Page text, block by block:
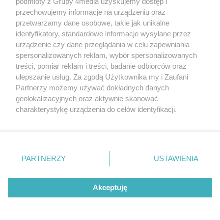
NAJNOWSZE
GALERIE ZDJĘĆ
Poprzednie
Następne
Radom Music Camp dzień II (zdjęcia) Liczba
96
przechowujemy informacje na urządzeniu oraz
przetwarzamy dane osobowe, takie jak unikalne
identyfikatory, standardowe informacje wysyłane przez
urządzenie czy dane przeglądania w celu zapewniania
spersonalizowanych reklam, wybór spersonalizowanych
treści, pomiar reklam i treści, badanie odbiorców oraz
ulepszanie usług. Za zgodą Użytkownika my i Zaufani
Partnerzy możemy używać dokładnych danych
geolokalizacyjnych oraz aktywnie skanować
charakterystykę urządzenia do celów identyfikacji.
zmienić/wycofać klikając przycisk ustawień prywatności
znajdujący się w lewym dolnym rogu strony
. Niektóre
użytkownika, ale masz prawo sprzeciwić się takiemu
przetwarzaniu. Preferencje będą miały zastosowania tylko
PARTNERZY USTAWIENIA
Akceptuję